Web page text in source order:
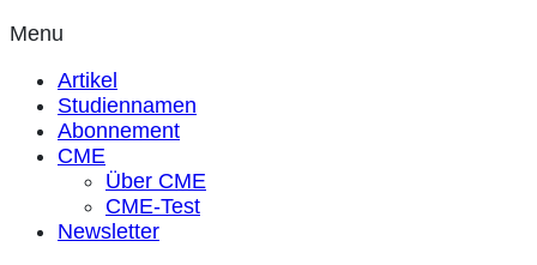
Menu
Artikel
Studiennamen
Abonnement
CME
Über CME
CME-Test
Newsletter